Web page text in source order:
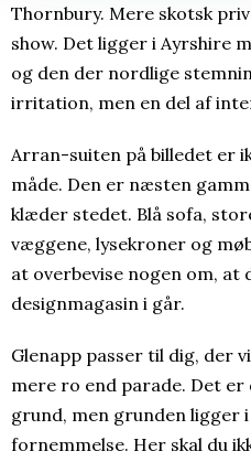
Thornbury. Mere skotsk
show. Det ligger i Ayrshire
og den der nordlige
irritation, men en del af
Arran-suiten på billedet er
måde. Den er næsten
klæder stedet. Blå sofa,
væggene, lysekroner og
at overbevise nogen om, at
designmagasin i går.
Glenapp passer til dig, der
mere ro end parade. Det
grund, men grunden ligger
fornemmelse. Her skal du